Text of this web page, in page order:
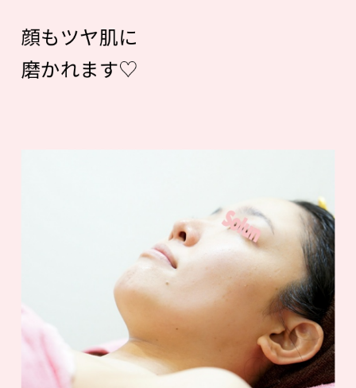
顔もツヤ肌に
磨かれます♡